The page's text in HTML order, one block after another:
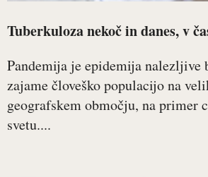
Tuberkuloza nekoč in danes, v
Pandemija je epidemija nalezljive
zajame človeško populacijo na
geografskem območju, na primer
svetu....